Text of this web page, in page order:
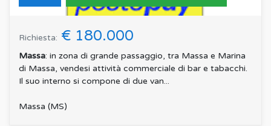
Richiesta: € 180.000
Massa: in zona di grande passaggio, tra Massa e Marina
di Massa, vendesi attività commerciale di bar e tabacchi.
Il suo interno si compone di due van...
Massa (MS)